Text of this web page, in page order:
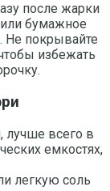
после жарки
бумажное
Не покрывайте
избежать
лучше всего в
емкостях,
легкую соль